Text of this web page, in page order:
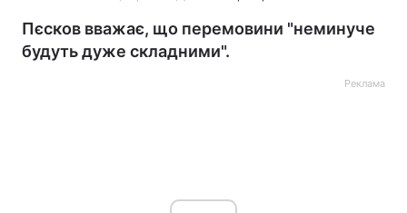
Пєсков вважає, що перемовини "неминуче
будуть дуже складними".
Реклама